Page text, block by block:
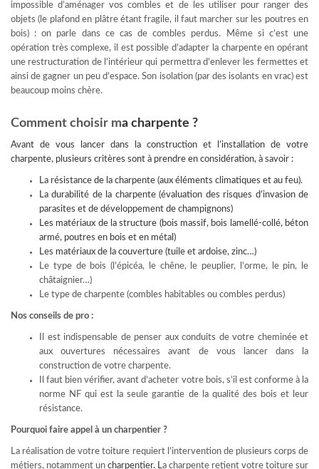
impossible d’aménager vos combles et de les utiliser pour ranger des
objets (le plafond en plâtre étant fragile, il faut marcher sur les poutres en
bois) : on parle dans ce cas de combles perdus. Même si c’est une
opération très complexe, il est possible d’adapter la charpente en opérant
une restructuration de l’intérieur qui permettra d’enlever les fermettes et
ainsi de gagner un peu d’espace. Son isolation (par des isolants en vrac) est
beaucoup moins chère.
Comment choisir ma charpente ?
Avant de vous lancer dans la construction et l’installation de votre
charpente, plusieurs critères sont à prendre en considération, à savoir :
La résistance de la charpente (aux éléments climatiques et au feu).
La durabilité de la charpente (évaluation des risques d’invasion de
parasites et de développement de champignons)
Les matériaux de la structure (bois massif, bois lamellé-collé, béton
armé, poutres en bois et en métal)
Les matériaux de la couverture (tuile et ardoise, zinc…)
Le type de bois (l’épicéa, le chêne, le peuplier, l’orme, le pin, le
châtaignier…)
Le type de charpente (combles habitables ou combles perdus)
Nos conseils de pro :
Il est indispensable de penser aux conduits de votre cheminée et
aux ouvertures nécessaires avant de vous lancer dans la
construction de votre charpente.
Il faut bien vérifier, avant d’acheter votre bois, s’il est conforme à la
norme NF qui est la seule garantie de la qualité des bois et leur
résistance.
Pourquoi faire appel à un charpentier ?
La réalisation de votre toiture requiert l’intervention de plusieurs corps de
métiers, notamment un charpentier. La charpente retient votre toiture sur